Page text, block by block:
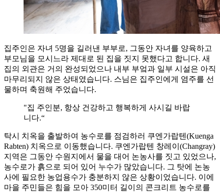
집주인은 자녀 5명을 길러낸 부부로, 그동안 자녀를 양육하고
부모님을 모시느라 제대로 된 집을 짓지 못했다고 합니다. 새
집의 외관은 거의 완성되었으나 내부 부엌과 일부 시설은 아직
마무리되지 않은 상태였습니다. 스님은 집주인에게 염주를 선
물하며 축원해 주었습니다.
"집 주인분, 항상 건강하고 행복하게 사시길 바랍
니다.“
탁시 치옥을 출발하여 농수로를 점검하러 쿠엔가랍텐(Kuenga
Rabten) 치옥으로 이동했습니다. 쿠엔가랍텐 창레이(Changray)
지역은 그동안 수원지에서 물을 대어 논농사를 짓고 있었으나,
농수로가 흙으로 되어 있어 누수가 많았습니다. 그 탓에 논농
사에 필요한 농업용수가 충분하지 않은 상황이었습니다. 이에
마을 주민들은 힘을 모아 350미터 길이의 콘크리트 농수로를